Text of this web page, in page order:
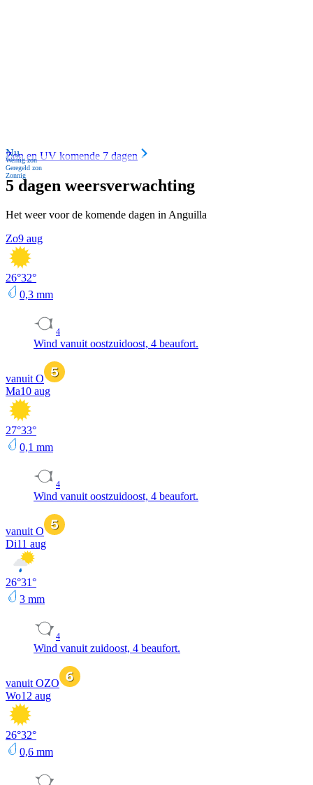
Nu
Weinig zon
Geregeld zon
Zonnig
Zon en UV komende 7 dagen
5 dagen weersverwachting
Het weer voor de komende dagen in Anguilla
Zo9 aug
26°32°
0,3 mm
4
Wind vanuit oostzuidoost, 4 beaufort.
vanuit O
Ma10 aug
27°33°
0,1 mm
4
Wind vanuit oostzuidoost, 4 beaufort.
vanuit O
Di11 aug
26°31°
3 mm
4
Wind vanuit zuidoost, 4 beaufort.
vanuit OZO
Wo12 aug
26°32°
0,6 mm